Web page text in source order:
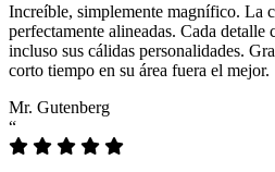
Increíble, simplemente magnífico. La
perfectamente alineadas. Cada detalle
incluso sus cálidas personalidades.
corto tiempo en su área fuera el mejor.
Mr. Gutenberg
“